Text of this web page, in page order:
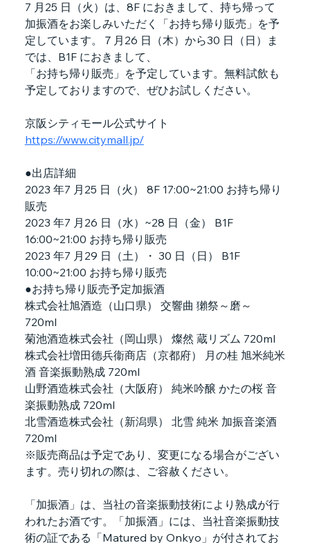
7 月25 日（火）は、8F におきまして、持ち帰って
加振酒をお楽しみいただく「お持ち帰り販売」を予
定しています。７月26 日（木）から30 日（日）ま
では、B1F におきまして、
「お持ち帰り販売」を予定しています。無料試飲も
予定しておりますので、ぜひお試しください。
京阪シティモール公式サイト
https://www.citymall.jp/
●出店詳細
2023 年7 月25 日（火） 8F 17:00~21:00 お持ち帰り
販売
2023 年7 月26 日（水）~28 日（金） B1F
16:00~21:00 お持ち帰り販売
2023 年7 月29 日（土）・ 30 日（日） B1F
10:00~21:00 お持ち帰り販売
●お持ち帰り販売予定加振酒
株式会社旭酒造（山口県） 交響曲 獺祭～磨～
720ml
菊池酒造株式会社（岡山県） 燦然 蔵リズム 720ml
株式会社増田德兵衞商店（京都府） 月の桂 旭米純米
酒 音楽振動熟成 720ml
山野酒造株式会社（大阪府） 純米吟醸 かたの桜 音
楽振動熟成 720ml
北雪酒造株式会社（新潟県） 北雪 純米 加振音楽酒
720ml
※販売商品は予定であり、変更になる場合がござい
ます。売り切れの際は、ご容赦ください。
「加振酒」は、当社の音楽振動技術により熟成が行
われたお酒です。「加振酒」には、当社音楽振動技
術の証である「Matured by Onkyo」が付されてお